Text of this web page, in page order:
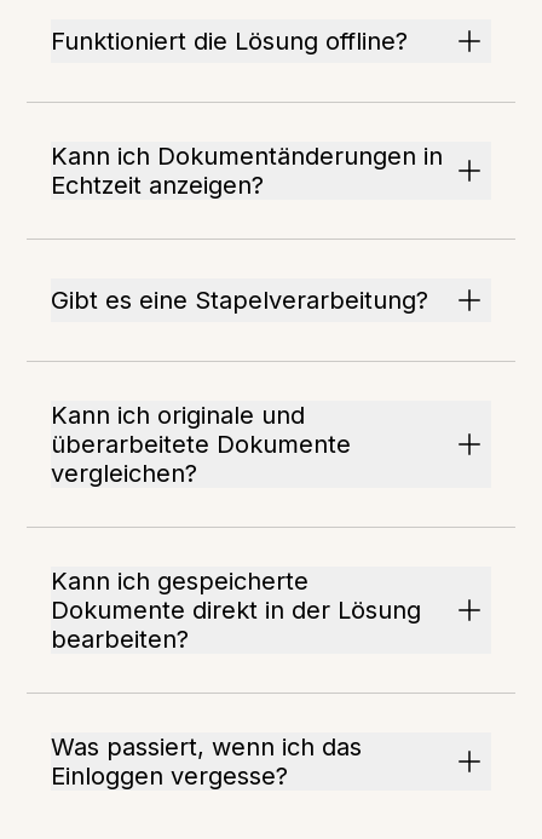
Funktioniert die Lösung offline?
Kann ich Dokumentänderungen in
Echtzeit anzeigen?
Gibt es eine Stapelverarbeitung?
Kann ich originale und
überarbeitete Dokumente
vergleichen?
Kann ich gespeicherte
Dokumente direkt in der Lösung
bearbeiten?
Was passiert, wenn ich das
Einloggen vergesse?